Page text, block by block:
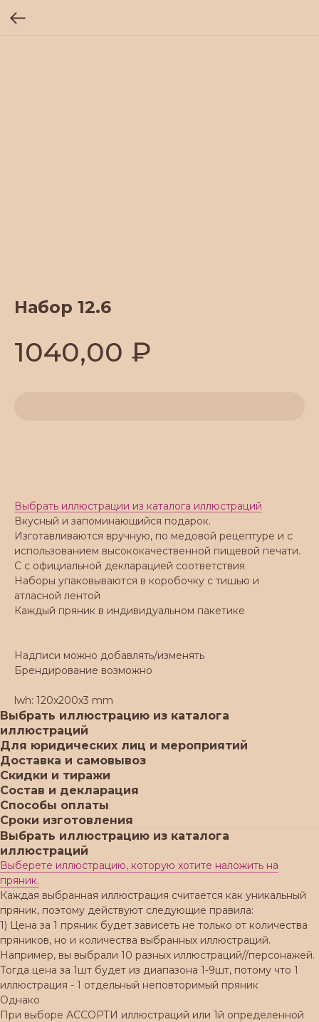
Набор 12.6
1040,00 ₽
Выбрать иллюстрации из каталога иллюстраций
Вкусный и запоминающийся подарок.
Изготавливаются вручную, по медовой рецептуре и с
использованием высококачественной пищевой печати.
С с официальной декларацией соответствия
Наборы упаковываются в коробочку с тишью и
атласной лентой
Каждый пряник в индивидуальном пакетике
Надписи можно добавлять/изменять
Брендирование возможно
lwh: 120x200x3 mm
Выбрать иллюстрацию из каталога
иллюстраций
Для юридических лиц и мероприятий
Доставка и самовывоз
Скидки и тиражи
Состав и декларация
Способы оплаты
Сроки изготовления
Выбрать иллюстрацию из каталога
иллюстраций
Выберете иллюстрацию, которую хотите наложить на
пряник.
Каждая выбранная иллюстрация считается как уникальный
пряник, поэтому действуют следующие правила:
1) Цена за 1 пряник будет зависеть не только от количества
пряников, но и количества выбранных иллюстраций.
Например, вы выбрали 10 разных иллюстраций//персонажей.
Тогда цена за 1шт будет из диапазона 1-9шт, потому что 1
иллюстрация - 1 отдельный неповторимый пряник
Однако
При выборе АССОРТИ иллюстраций или 1й определенной